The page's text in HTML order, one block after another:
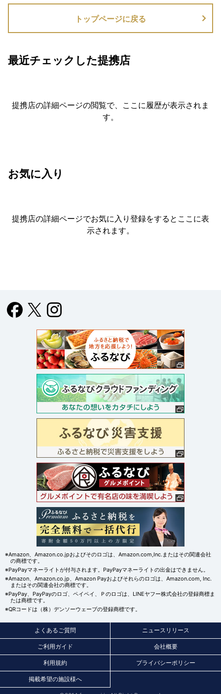
トップページに戻る
最近チェックした提携店
提携店の詳細ページの閲覧で、ここに履歴が表示されま
す。
お気に入り
提携店の詳細ページでお気に入り登録をすると ここに表
示されます。
※Amazon、Amazon.co.jpおよびそのロゴは、Amazon.com,Inc.またはその関連会社
の商標です。
※PayPayマネーライトが付与されます。PayPayマネーライトの出金はできません。
※Amazon、Amazon.co.jp、Amazon Payおよびそれらのロゴは、Amazon.com, Inc.
またはその関連会社の商標です。
※PayPay、PayPayのロゴ、ペイペイ、Ｐのロゴは、LINEヤフー株式会社の登録商標ま
たは商標です。
※QRコードは（株）デンソーウェーブの登録商標です。
よくあるご質問 ニュースリリース
ご利用ガイド 会社概要
利用規約 プライバシーポリシー
掲載希望の施設様へ